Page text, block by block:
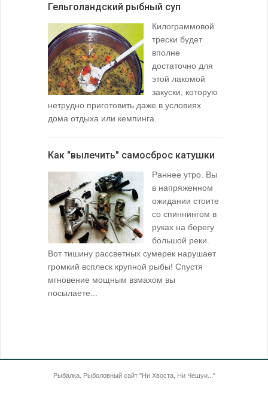
Гельголандский рыбный суп
Килограммовой
трески будет
вполне
достаточно для
этой лакомой
закуски, которую
нетрудно приготовить даже в условиях
дома отдыха или кемпинга.
Как "вылечить" самосброс катушки
Раннее утро. Вы
в напряженном
ожидании стоите
со спиннингом в
руках на берегу
большой реки.
Вот тишину рассветных сумерек нарушает
громкий всплеск крупной рыбы! Спустя
мгновение мощным взмахом вы
посылаете...
Рыбалка. Рыболовный сайт "Ни Хвоста, Ни Чешуи..."